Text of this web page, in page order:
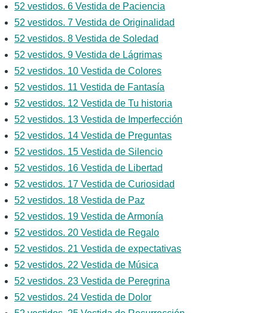
52 vestidos. 6 Vestida de Paciencia
52 vestidos. 7 Vestida de Originalidad
52 vestidos. 8 Vestida de Soledad
52 vestidos. 9 Vestida de Lágrimas
52 vestidos. 10 Vestida de Colores
52 vestidos. 11 Vestida de Fantasía
52 vestidos. 12 Vestida de Tu historia
52 vestidos. 13 Vestida de Imperfección
52 vestidos. 14 Vestida de Preguntas
52 vestidos. 15 Vestida de Silencio
52 vestidos. 16 Vestida de Libertad
52 vestidos. 17 Vestida de Curiosidad
52 vestidos. 18 Vestida de Paz
52 vestidos. 19 Vestida de Armonía
52 vestidos. 20 Vestida de Regalo
52 vestidos. 21 Vestida de expectativas
52 vestidos. 22 Vestida de Música
52 vestidos. 23 Vestida de Peregrina
52 vestidos. 24 Vestida de Dolor